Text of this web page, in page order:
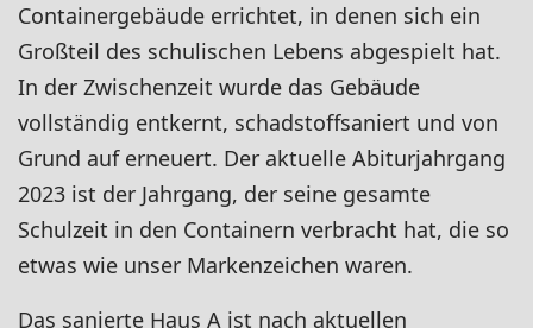
Containergebäude errichtet, in denen sich ein
Großteil des schulischen Lebens abgespielt hat.
In der Zwischenzeit wurde das Gebäude
vollständig entkernt, schadstoffsaniert und von
Grund auf erneuert. Der aktuelle Abiturjahrgang
2023 ist der Jahrgang, der seine gesamte
Schulzeit in den Containern verbracht hat, die so
etwas wie unser Markenzeichen waren.
Das sanierte Haus A ist nach aktuellen